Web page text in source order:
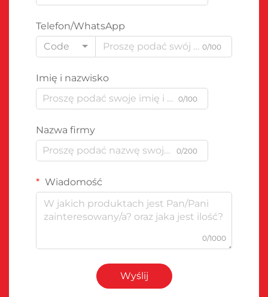
Telefon/WhatsApp
Code
0/100
Imię i nazwisko
0/100
Nazwa firmy
0/200
Wiadomość
0/1000
Wyślij